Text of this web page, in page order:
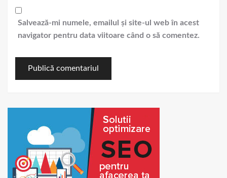
Salvează-mi numele, emailul și site-ul web în acest
navigator pentru data viitoare când o să comentez.